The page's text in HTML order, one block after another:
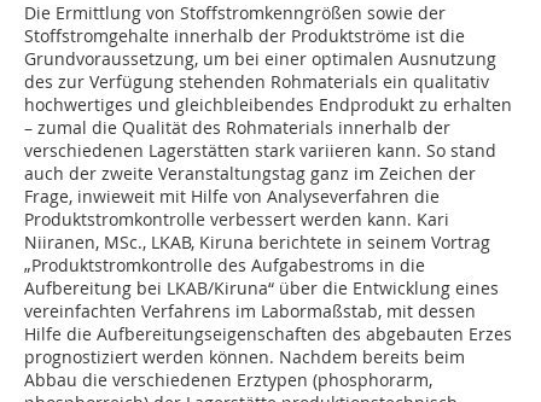
Die Ermittlung von Stoffstromkenngrößen sowie der
Stoffstromgehalte innerhalb der Produktströme ist die
Grundvoraussetzung, um bei einer optimalen Ausnutzung
des zur Verfügung stehenden Rohmaterials ein qualitativ
hochwertiges und gleichbleibendes Endprodukt zu erhalten
– zumal die Qualität des Rohmaterials innerhalb der
verschiedenen Lagerstätten stark variieren kann. So stand
auch der zweite Veranstaltungstag ganz im Zeichen der
Frage, inwieweit mit Hilfe von Analyseverfahren die
Produktstromkontrolle verbessert werden kann. Kari
Niiranen, MSc., LKAB, Kiruna berichtete in seinem Vortrag
„Produktstromkontrolle des Aufgabestroms in die
Aufbereitung bei LKAB/Kiruna“ über die Entwicklung eines
vereinfachten Verfahrens im Labormaßstab, mit dessen
Hilfe die Aufbereitungseigenschaften des abgebauten Erzes
prognostiziert werden können. Nachdem bereits beim
Abbau die verschiedenen Erztypen (phosphorarm,